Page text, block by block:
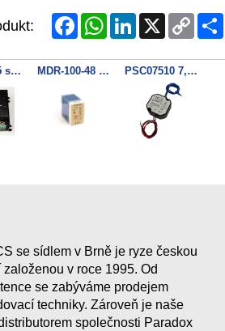
FacebookWhatsAppLinkedIn
Copy
Link
MHP50125 switching frame MDR-100-48 zdroj PSC07510 7,5V/1A/55mm
se sídlem v Brně je ryze českou
v roce 1995. Od
se zabýváme prodejem
techniky. Zároveň je naše
společnosti Paradox